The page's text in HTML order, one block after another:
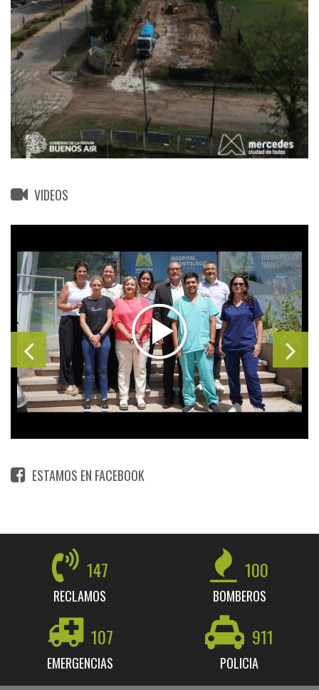
VIDEOS
ESTAMOS EN FACEBOOK
147
RECLAMOS
100
BOMBEROS
107
EMERGENCIAS
911
POLICIA